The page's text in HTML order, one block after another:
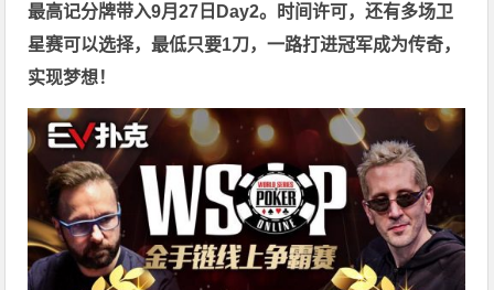
最高记分牌带入9月27日Day2。时间许可，还有多场卫
星赛可以选择，最低只要1刀，一路打进冠军成为传奇，
实现梦想！